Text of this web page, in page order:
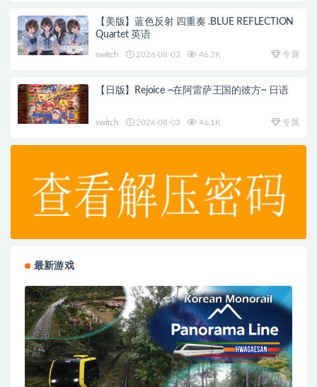
【美版】蓝色反射 四重奏 .BLUE REFLECTION
Quartet 英语
switch 2026-08-03 46.2K 专属
【日版】Rejoice ~在阿雷萨王国的彼方~ 日语
switch 2026-08-03 46.1K 专属
最新游戏